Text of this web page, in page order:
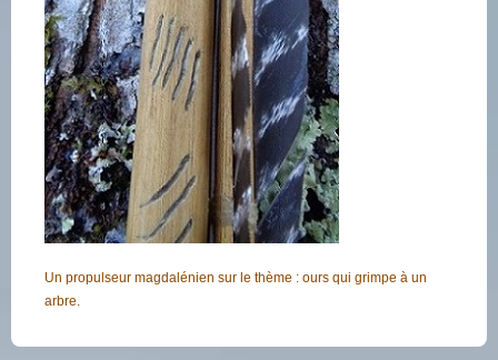
Un propulseur magdalénien sur le thème : ours qui grimpe à un
arbre.